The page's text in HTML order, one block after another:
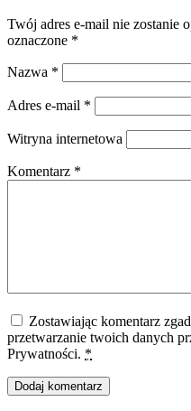
Twój adres e-mail nie zostanie
oznaczone *
Nazwa *
Adres e-mail *
Witryna internetowa
Komentarz *
Zostawiając komentarz
przetwarzanie twoich danych
Prywatności. *